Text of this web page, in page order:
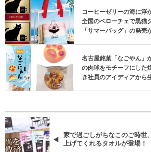
コーヒーゼリーの海に浮
全国のベローチェで黒猫
「サマーバッグ」の発売
名古屋銘菓「なごやん」
の肉球をモチーフにした
き社員のアイディアから
家で過ごしがちなこのご時世
上げてくれるタオルが登場！